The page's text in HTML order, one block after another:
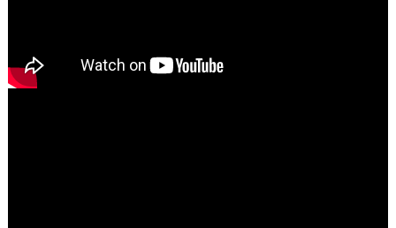
1 x Tirol Kaca Spion Bayi Rear View Baby Passenger Mirror -
T226